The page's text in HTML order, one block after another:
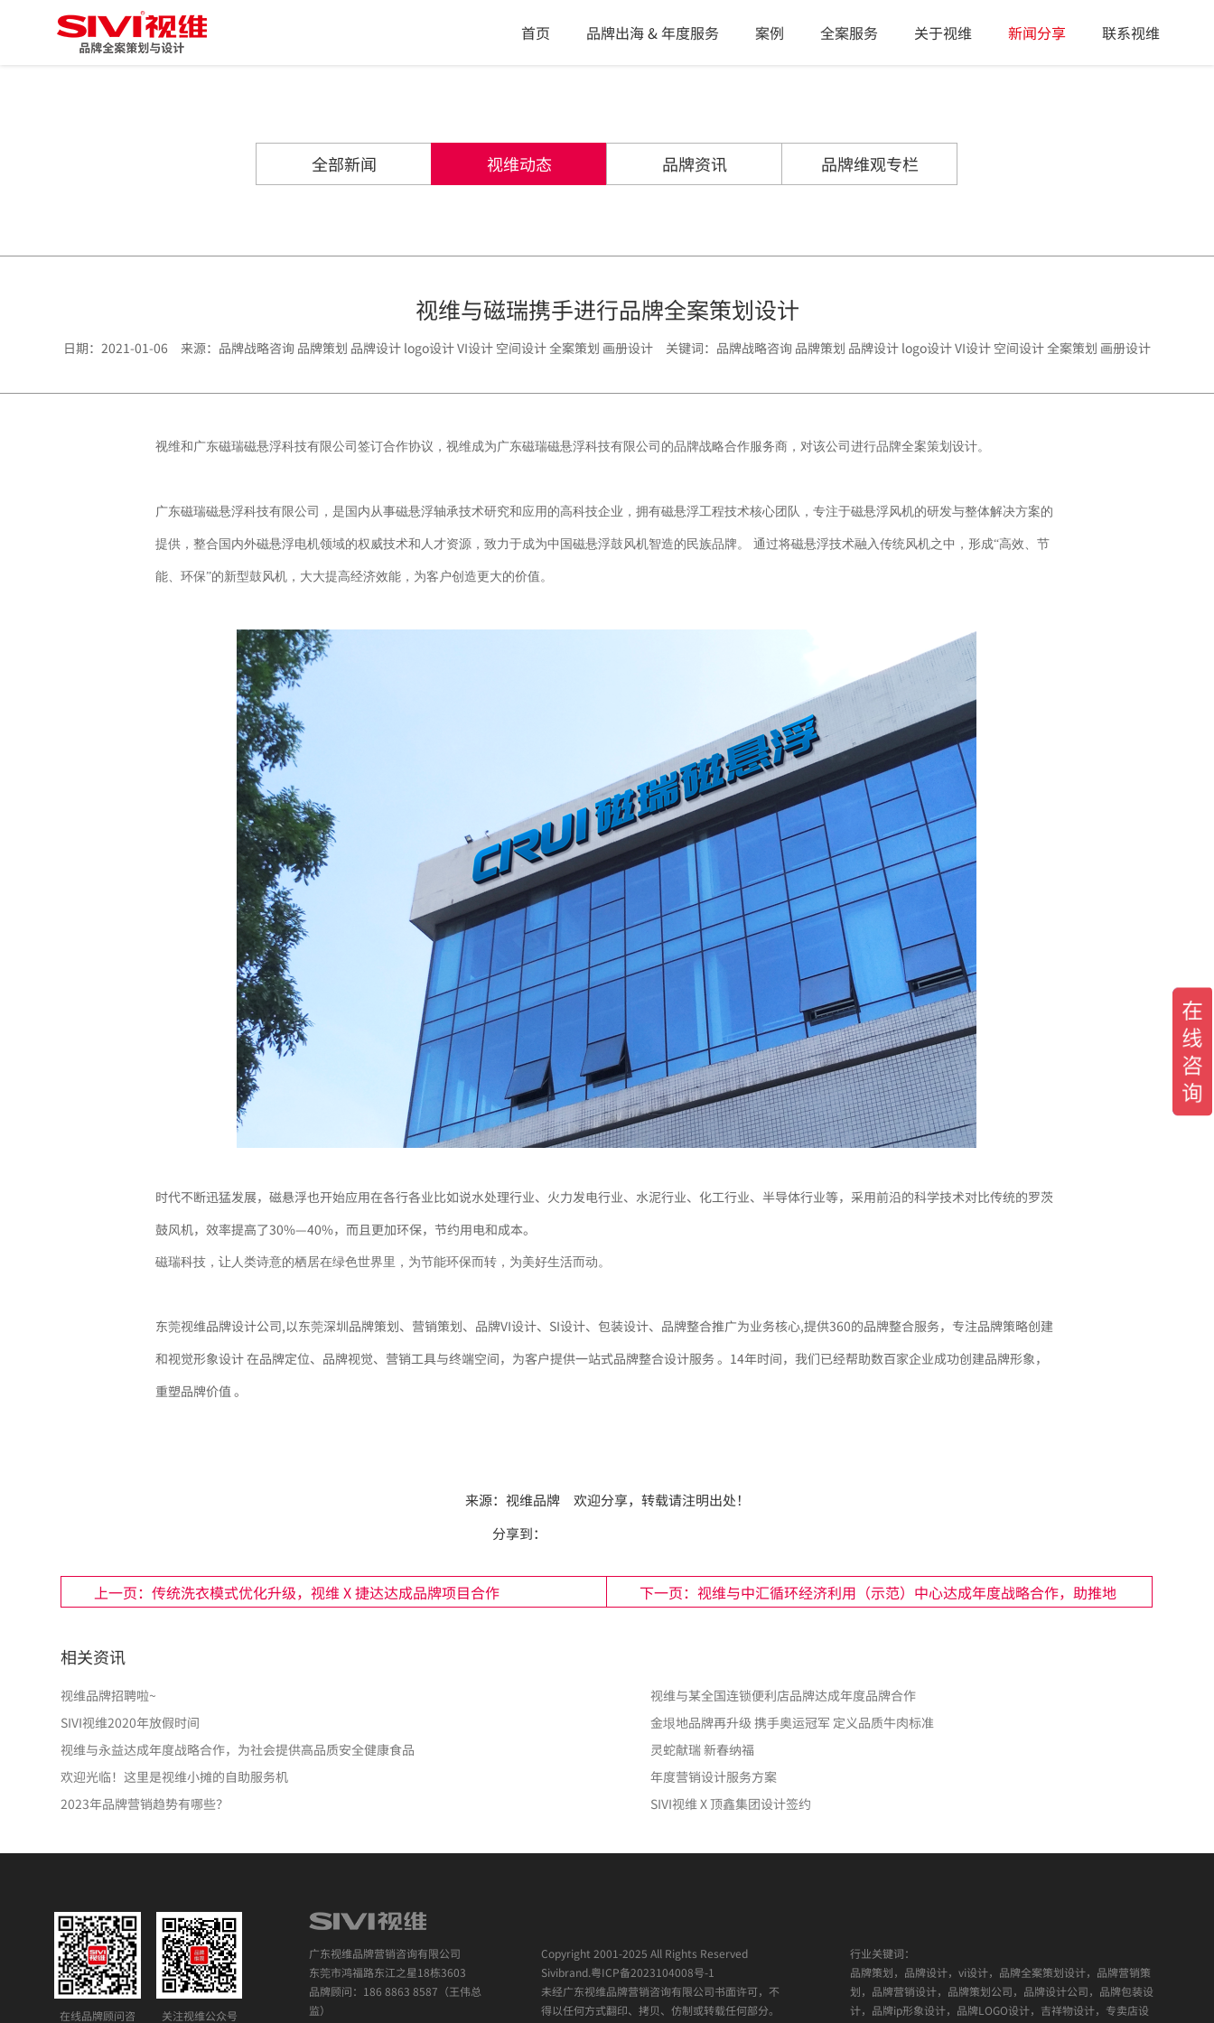
首页 品牌出海 & 年度服务 案例 全案服务 关于视维 新闻分享 联系视维
全部新闻 视维动态 品牌资讯 品牌维观专栏
视维与磁瑞携手进行品牌全案策划设计
日期：2021-01-06 来源：品牌战略咨询 品牌策划 品牌设计 logo设计 VI设计 空间设计 全案策划 画册设计 关键词：品牌战略咨询 品牌策划 品牌设计 logo设计 VI设计 空间设计 全案策划 画册设计
视维和广东磁瑞磁悬浮科技有限公司签订合作协议，视维成为广东磁瑞磁悬浮科技有限公司的品牌战略合作服务商，对该公司进行品牌全案策划设计。
广东磁瑞磁悬浮科技有限公司，是国内从事磁悬浮轴承技术研究和应用的高科技企业，拥有磁悬浮工程技术核心团队，专注于磁悬浮风机的研发与整体解决方案的
提供，整合国内外磁悬浮电机领域的权威技术和人才资源，致力于成为中国磁悬浮鼓风机智造的民族品牌。 通过将磁悬浮技术融入传统风机之中，形成“高效、节
能、环保”的新型鼓风机，大大提高经济效能，为客户创造更大的价值。
时代不断迅猛发展，磁悬浮也开始应用在各行各业比如说水处理行业、火力发电行业、水泥行业、化工行业、半导体行业等，采用前沿的科学技术对比传统的罗茨
鼓风机，效率提高了30%—40%，而且更加环保，节约用电和成本。
磁瑞科技，让人类诗意的栖居在绿色世界里，为节能环保而转，为美好生活而动。
东莞视维品牌设计公司,以东莞深圳品牌策划、营销策划、品牌VI设计、SI设计、包装设计、品牌整合推广为业务核心,提供360的品牌整合服务，专注品牌策略创建
和视觉形象设计 在品牌定位、品牌视觉、营销工具与终端空间，为客户提供一站式品牌整合设计服务 。14年时间，我们已经帮助数百家企业成功创建品牌形象，
重塑品牌价值 。
来源： 视维品牌欢迎分享，转载请注明出处！
分享到：
上一页：传统洗衣模式优化升级，视维 X 捷达达成品牌项目合作
下一页：视维与中汇循环经济利用（示范）中心达成年度战略合作，助推地
相关资讯
视维品牌招聘啦~
视维与某全国连锁便利店品牌达成年度品牌合作
SIVI视维2020年放假时间
金垠地品牌再升级 携手奥运冠军 定义品质牛肉标准
视维与永益达成年度战略合作，为社会提供高品质安全健康食品
灵蛇献瑞 新春纳福
欢迎光临！这里是视维小摊的自助服务机
年度营销设计服务方案
2023年品牌营销趋势有哪些？
SIVI视维 X 顶鑫集团设计签约
在线品牌顾问咨 关注视维公众号
广东视维品牌营销咨询有限公司
东莞市鸿福路东江之星18栋3603
品牌顾问：186 8863 8587（王伟总
监）
Copyright 2001-2025 All Rights Reserved
Sivibrand.粤ICP备2023104008号-1
未经广东视维品牌营销咨询有限公司书面许可，不
得以任何方式翻印、拷贝、仿制或转载任何部分。
行业关键词：
品牌策划，品牌设计，vi设计，品牌全案策划设计，品牌营销策
划，品牌营销设计，品牌策划公司，品牌设计公司，品牌包装设
计，品牌ip形象设计，品牌LOGO设计，吉祥物设计，专卖店设